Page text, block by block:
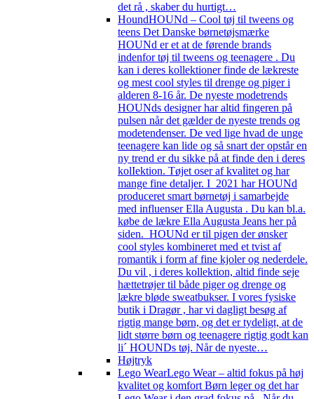
det rå , skaber du hurtigt…
HoundHOUNd – Cool tøj til tweens og
teens Det Danske børnetøjsmærke
HOUNd er et at de førende brands
indenfor tøj til tweens og teenagere . Du
kan i deres kollektioner finde de lækreste
og mest cool styles til drenge og piger i
alderen 8-16 år. De nyeste modetrends
HOUNds designer har altid fingeren på
pulsen når det gælder de nyeste trends og
modetendenser. De ved lige hvad de unge
teenagere kan lide og så snart der opstår en
ny trend er du sikke på at finde den i deres
kolIektion. Tøjet oser af kvalitet og har
mange fine detaljer. I 2021 har HOUNd
produceret smart børnetøj i samarbejde
med influenser Ella Augusta . Du kan bl.a.
købe de lækre Ella Augusta Jeans her på
siden. HOUNd er til pigen der ønsker
cool styles kombineret med et tvist af
romantik i form af fine kjoler og nederdele.
Du vil , i deres kollektion, altid finde seje
hættetrøjer til både piger og drenge og
lækre bløde sweatbukser. I vores fysiske
butik i Dragør , har vi dagligt besøg af
rigtig mange børn, og det er tydeligt, at de
lidt større børn og teenagere rigtig godt kan
li´ HOUNDs tøj. Når de nyeste…
Højtryk
Lego WearLego Wear – altid fokus på høj
kvalitet og komfort Børn leger og det har